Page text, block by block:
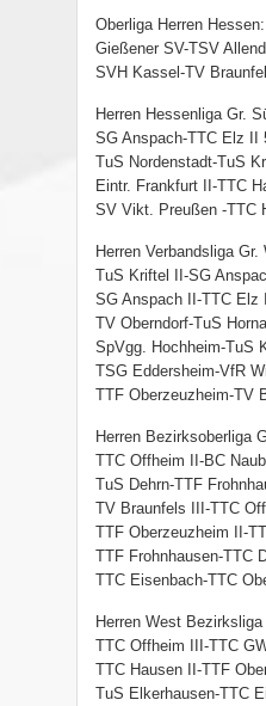
Oberliga Herren Hessen:
Gießener SV-TSV
SVH Kassel-TV
Herren Hessenliga Gr.
SG Anspach-TTC Elz II
TuS Nordenstadt-TuS
Eintr. Frankfurt II-TTC
SV Vikt. Preußen -TTC
Herren Verbandsliga Gr.
TuS Kriftel II-SG
SG Anspach II-TTC Elz
TV Oberndorf-TuS
SpVgg. Hochheim-TuS
TSG Eddersheim-VfR
TTF Oberzeuzheim-TV
Herren Bezirksoberliga
TTC Offheim II-BC
TuS Dehrn-TTF
TV Braunfels III-TTC
TTF Oberzeuzheim II-
TTF Frohnhausen-TTC
TTC Eisenbach-TTC
Herren West Bezirksliga
TTC Offheim III-TTC
TTC Hausen II-TTF
TuS Elkerhausen-TTC